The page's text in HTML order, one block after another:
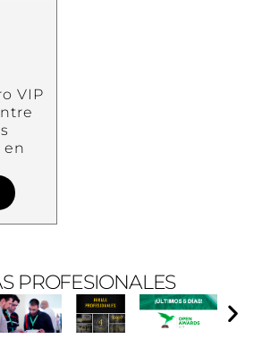
VIP
en
PROFESIONALES